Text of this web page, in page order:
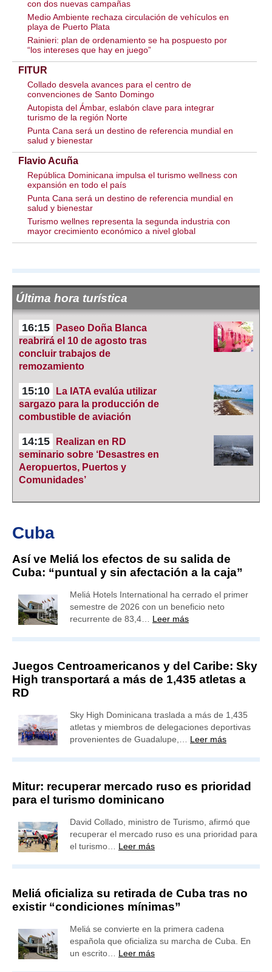
con dos nuevas campañas
Medio Ambiente rechaza circulación de vehículos en
playa de Puerto Plata
Rainieri: plan de ordenamiento se ha pospuesto por
“los intereses que hay en juego”
FITUR
Collado desvela avances para el centro de
convenciones de Santo Domingo
Autopista del Ámbar, eslabón clave para integrar
turismo de la región Norte
Punta Cana será un destino de referencia mundial en
salud y bienestar
Flavio Acuña
República Dominicana impulsa el turismo wellness con
expansión en todo el país
Punta Cana será un destino de referencia mundial en
salud y bienestar
Turismo wellnes representa la segunda industria con
mayor crecimiento económico a nivel global
Última hora turística
16:15
Paseo Doña Blanca
reabrirá el 10 de agosto tras
concluir trabajos de
remozamiento
15:10
La IATA evalúa utilizar
sargazo para la producción de
combustible de aviación
14:15
Realizan en RD
seminario sobre ‘Desastres en
Aeropuertos, Puertos y
Comunidades’
Cuba
Así ve Meliá los efectos de su salida de
Cuba: “puntual y sin afectación a la caja”
Meliá Hotels International ha cerrado el primer
semestre de 2026 con un beneficio neto
recurrente de 83,4… Leer más
Juegos Centroamericanos y del Caribe: Sky
High transportará a más de 1,435 atletas a
RD
Sky High Dominicana traslada a más de 1,435
atletas y miembros de delegaciones deportivas
provenientes de Guadalupe,… Leer más
Mitur: recuperar mercado ruso es prioridad
para el turismo dominicano
David Collado, ministro de Turismo, afirmó que
recuperar el mercado ruso es una prioridad para
el turismo… Leer más
Meliá oficializa su retirada de Cuba tras no
existir “condiciones mínimas”
Meliá se convierte en la primera cadena
española que oficializa su marcha de Cuba. En
un escrito… Leer más